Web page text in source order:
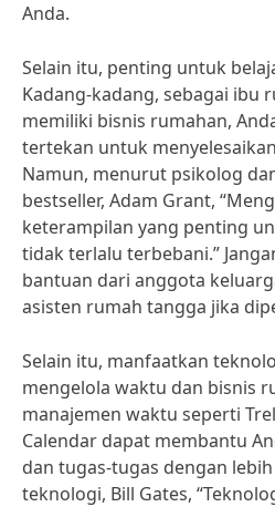
Anda.
Selain itu, penting untuk
Kadang-kadang, sebagai ibu
memiliki bisnis rumahan,
tertekan untuk
Namun, menurut psikolog
bestseller, Adam Grant,
keterampilan yang penting
tidak terlalu terbebani.”
bantuan dari anggota
asisten rumah tangga jika
Selain itu, manfaatkan
mengelola waktu dan bisnis
manajemen waktu seperti
Calendar dapat membantu
dan tugas-tugas dengan
teknologi, Bill Gates,